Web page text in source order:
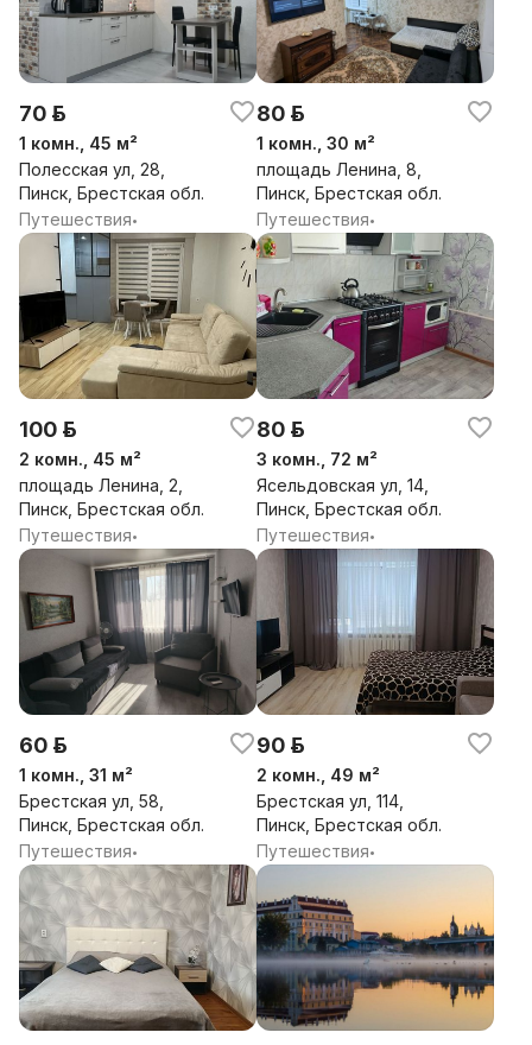
70 р.
1 комн., 45 м²
Полесская ул, 28,
Пинск, Брестская обл.
Путешествия•
80 р.
1 комн., 30 м²
площадь Ленина, 8,
Пинск, Брестская обл.
Путешествия•
100 р.
2 комн., 45 м²
площадь Ленина, 2,
Пинск, Брестская обл.
Путешествия•
80 р.
3 комн., 72 м²
Ясельдовская ул, 14,
Пинск, Брестская обл.
Путешествия•
60 р.
1 комн., 31 м²
Брестская ул, 58,
Пинск, Брестская обл.
Путешествия•
90 р.
2 комн., 49 м²
Брестская ул, 114,
Пинск, Брестская обл.
Путешествия•